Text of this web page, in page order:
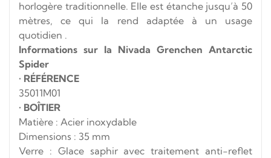
horlogère traditionnelle. Elle est étanche jusqu’à 50
mètres, ce qui la rend adaptée à un usage
quotidien .
Informations sur la Nivada Grenchen Antarctic
Spider
• RÉFÉRENCE
35011M01
• BOÎTIER
Matière : Acier inoxydable
Dimensions : 35 mm
Verre : Glace saphir avec traitement anti-reflet